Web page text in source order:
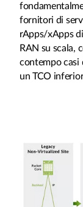
fornitori di
rApps/xApps
RAN su scala,
contempo casi
un TCO